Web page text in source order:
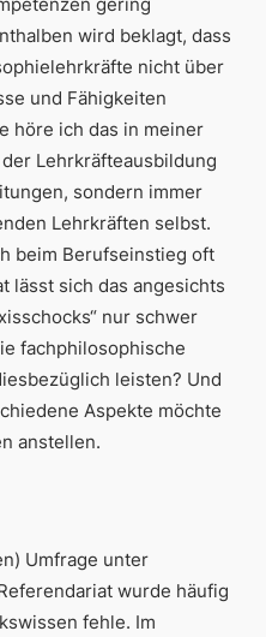
gering
wird beklagt, dass
nicht über
und Fähigkeiten
höre ich das in meiner
Lehrkräfteausbildung
sondern immer
Lehrkräften selbst.
beim Berufseinstieg oft
lässt sich das angesichts
nur schwer
fachphilosophische
leisten? Und
Aspekte möchte
anstellen.
Umfrage unter
wurde häufig
fehle. Im